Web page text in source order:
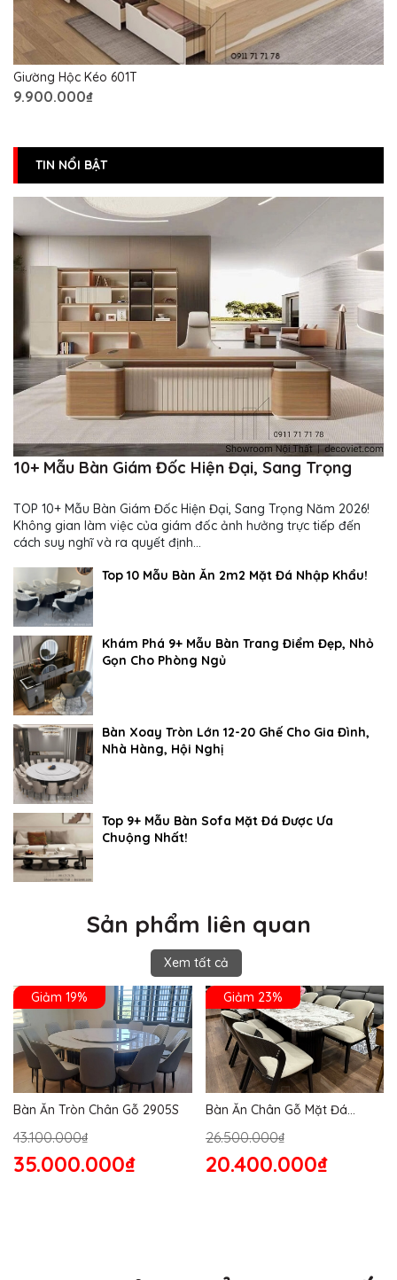
Giường Hộc Kéo 601T
9.900.000₫
TIN NỔI BẬT
10+ Mẫu Bàn Giám Đốc Hiện Đại, Sang Trọng
TOP 10+ Mẫu Bàn Giám Đốc Hiện Đại, Sang Trọng Năm 2026!
Không gian làm việc của giám đốc ảnh hưởng trực tiếp đến
cách suy nghĩ và ra quyết định...
Top 10 Mẫu Bàn Ăn 2m2 Mặt Đá Nhập Khẩu!
Khám Phá 9+ Mẫu Bàn Trang Điểm Đẹp, Nhỏ
Gọn Cho Phòng Ngủ
Bàn Xoay Tròn Lớn 12-20 Ghế Cho Gia Đình,
Nhà Hàng, Hội Nghị
Top 9+ Mẫu Bàn Sofa Mặt Đá Được Ưa
Chuộng Nhất!
Sản phẩm liên quan
Xem tất cả
Giảm 19%
Bàn Ăn Tròn Chân Gỗ 2905S
43.100.000₫
35.000.000₫
Giảm 23%
Bàn Ăn Chân Gỗ Mặt Đá
26.500.000₫
20.400.000₫